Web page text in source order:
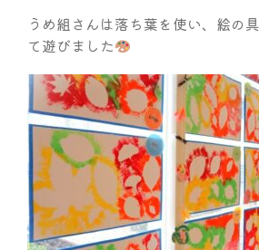
うめ組さんは落ち葉を使い、絵の
て遊びました